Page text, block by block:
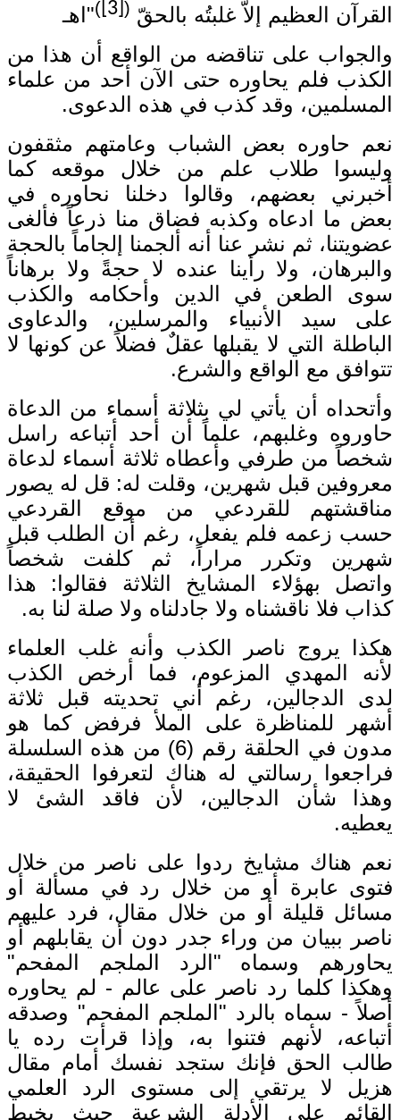
القرآن العظيم إلاّ غلبتُه بالحقّ (
)"اهـ
والجواب على تناقضه من الواقع أن هذا من
الكذب فلم يحاوره حتى الآن أحد من علماء
المسلمين، وقد كذب في هذه الدعوى.
نعم حاوره بعض الشباب وعامتهم مثقفون
وليسوا طلاب علم من خلال موقعه كما
أخبرني بعضهم، وقالوا دخلنا نحاوره في
بعض ما ادعاه وكذبه فضاق منا ذرعاً فألغى
عضويتنا، ثم نشر عنا أنه ألجمنا إلجاماً بالحجة
والبرهان، ولا رأينا عنده لا حجةً ولا برهاناً
سوى الطعن في الدين وأحكامه والكذب
على سيد الأنبياء والمرسلين، والدعاوى
الباطلة التي لا يقبلها عقلٌ فضلاً عن كونها لا
تتوافق مع الواقع والشرع.
وأتحداه أن يأتي لي بثلاثة أسماء من الدعاة
حاوروه وغلبهم، علماً أن أحد أتباعه راسل
شخصاً من طرفي وأعطاه ثلاثة أسماء لدعاة
معروفين قبل شهرين، وقلت له: قل له يصور
مناقشتهم للقردعي من موقع القردعي
حسب زعمه فلم يفعل، رغم أن الطلب قبل
شهرين وتكرر مراراً، ثم كلفت شخصاً
واتصل بهؤلاء المشايخ الثلاثة فقالوا: هذا
كذاب فلا ناقشناه ولا جادلناه ولا صلة لنا به.
هكذا يروج ناصر الكذب وأنه غلب العلماء
لأنه المهدي المزعوم، فما أرخص الكذب
لدى الدجالين، رغم أني تحديته قبل ثلاثة
أشهر للمناظرة على الملأ فرفض كما هو
مدون في الحلقة رقم (6) من هذه السلسلة
فراجعوا رسالتي له هناك لتعرفوا الحقيقة،
وهذا شأن الدجالين، لأن فاقد الشئ لا
يعطيه.
نعم هناك مشايخ ردوا على ناصر من خلال
فتوى عابرة أو من خلال رد في مسألة أو
مسائل قليلة أو من خلال مقال، فرد عليهم
ناصر ببيان من وراء جدر دون أن يقابلهم أو
يحاورهم وسماه "الرد الملجم المفحم"
وهكذا كلما رد ناصر على عالم - لم يحاوره
أصلاً - سماه بالرد "الملجم المفحم" وصدقه
أتباعه، لأنهم فتنوا به، وإذا قرأت رده يا
طالب الحق فإنك ستجد نفسك أمام مقال
هزيل لا يرتقي إلى مستوى الرد العلمي
القائم على الأدلة الشرعية حيث يخبط